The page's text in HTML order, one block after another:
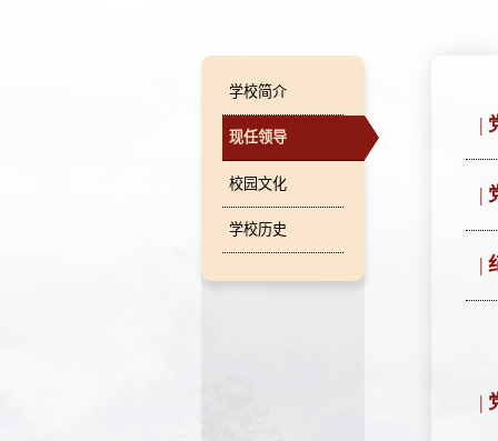
学校简介
现任领导
校园文化
学校历史